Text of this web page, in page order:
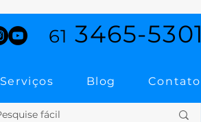
61 3465-5301
Serviços Blog Contato